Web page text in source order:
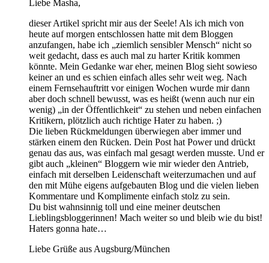
Liebe Masha,
dieser Artikel spricht mir aus der Seele! Als ich mich von
heute auf morgen entschlossen hatte mit dem Bloggen
anzufangen, habe ich „ziemlich sensibler Mensch“ nicht so
weit gedacht, dass es auch mal zu harter Kritik kommen
könnte. Mein Gedanke war eher, meinen Blog sieht sowieso
keiner an und es schien einfach alles sehr weit weg. Nach
einem Fernsehauftritt vor einigen Wochen wurde mir dann
aber doch schnell bewusst, was es heißt (wenn auch nur ein
wenig) „in der Öffentlichkeit“ zu stehen und neben einfachen
Kritikern, plötzlich auch richtige Hater zu haben. ;)
Die lieben Rückmeldungen überwiegen aber immer und
stärken einem den Rücken. Dein Post hat Power und drückt
genau das aus, was einfach mal gesagt werden musste. Und er
gibt auch „kleinen“ Bloggern wie mir wieder den Antrieb,
einfach mit derselben Leidenschaft weiterzumachen und auf
den mit Mühe eigens aufgebauten Blog und die vielen lieben
Kommentare und Komplimente einfach stolz zu sein.
Du bist wahnsinnig toll und eine meiner deutschen
Lieblingsbloggerinnen! Mach weiter so und bleib wie du bist!
Haters gonna hate…
Liebe Grüße aus Augsburg/München